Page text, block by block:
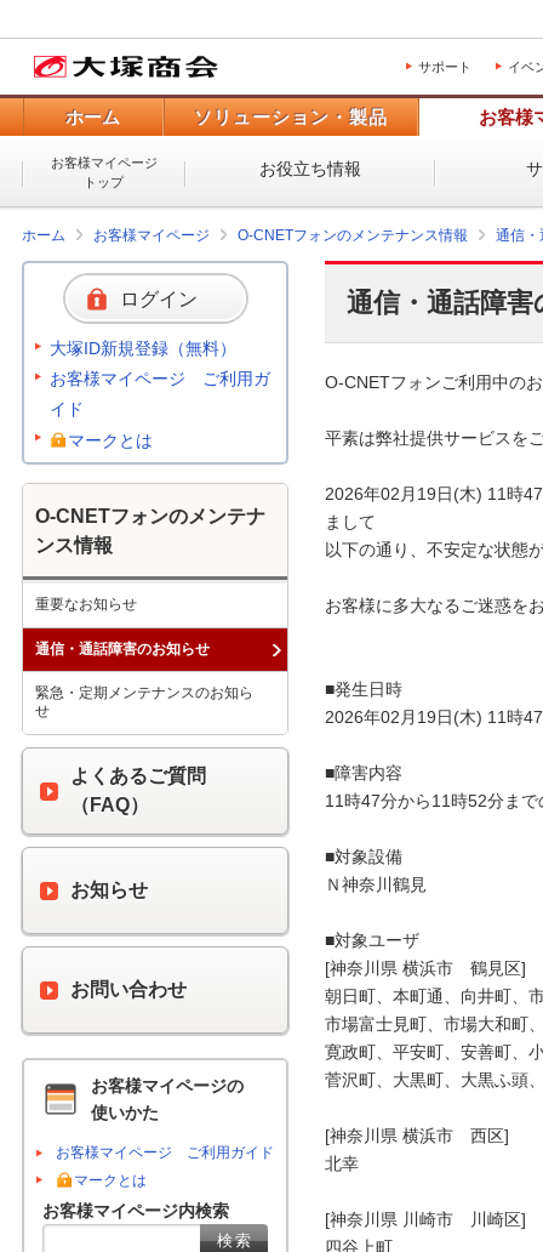
サポート イベ
ホーム ソリューション・製品 お客様
お客様マイページ
トップ
お役立ち情報
ホーム お客様マイページ O-CNETフォンのメンテナンス情報 通信・
通信・通話障
O-CNETフォンご利用中の
平素は弊社提供サービスを
2026年02月19日(木) 11時
まして
以下の通り、不安定な状態
お客様に多大なるご迷惑を
■発生日時
2026年02月19日(木) 11時
■障害内容
11時47分から11時52分ま
■対象設備
Ｎ神奈川鶴見
■対象ユーザ
[神奈川県 横浜市　鶴見区]
朝日町、本町通、向井町、
市場富士見町、市場大和町
寛政町、平安町、安善町、
菅沢町、大黒町、大黒ふ頭
[神奈川県 横浜市　西区]
北幸
[神奈川県 川崎市　川崎区]
四谷上町
ログイン
大塚ID新規登録（無料）
お客様マイページ ご利用ガ
イド
マークとは
O-CNETフォンのメンテナ
ンス情報
重要なお知らせ
通信・通話障害のお知らせ
緊急・定期メンテナンスのお知ら
せ
よくあるご質問
（FAQ）
お知らせ
お問い合わせ
お客様マイページの
使いかた
お客様マイページ ご利用ガイド
マークとは
お客様マイページ内検索